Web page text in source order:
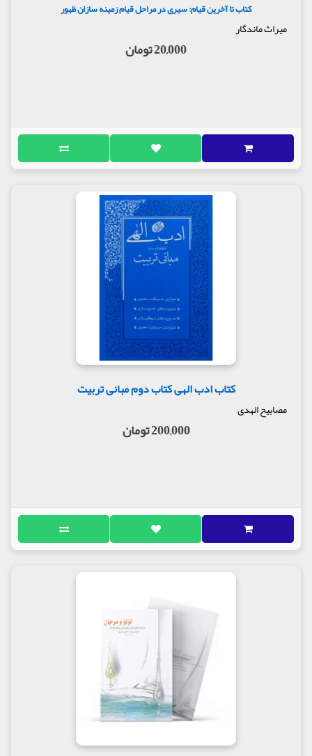
کتاب تا آخرین قیام: سیری در مراحل قیام زمینه سازان ظهور
میراث ماندگار
20,000 تومان
کتاب ادب الهی کتاب دوم مبانی تربیت
مصابیح الهدی
200,000 تومان